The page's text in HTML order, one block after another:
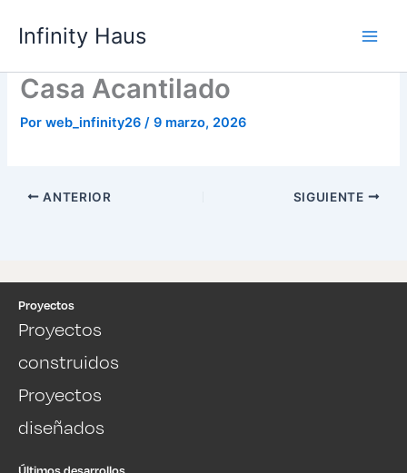
Infinity Haus
Casa Acantilado
Porweb_infinity26/9 marzo, 2026
ANTERIOR SIGUIENTE
Proyectos
Proyectos
construidos
Proyectos
diseñados